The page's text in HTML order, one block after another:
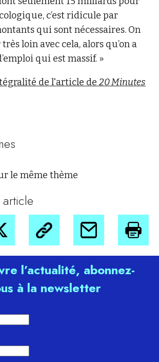
c’est ridicule par
qui sont nécessaires. On
loin avec cela, alors qu’on a
qui est massif. »
de l'article de 20 Minutes
le même thème
l’actualité, abonnez-
à la newsletter